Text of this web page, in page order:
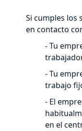
Si cumples los
en contacto
-Tu
- Tu
trabajo
- El
en el